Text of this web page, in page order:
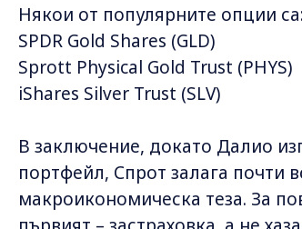
Някои от популярните опции са:
SPDR Gold Shares (GLD)
Sprott Physical Gold Trust (PHYS)
iShares Silver Trust (SLV)
В заключение, докато Далио
портфейл, Спрот залага почти
макроикономическа теза. За